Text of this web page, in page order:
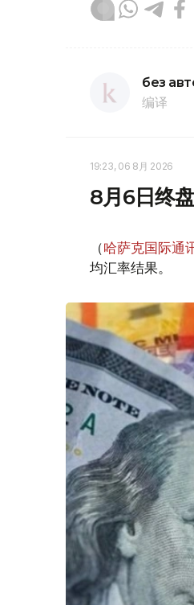
без
编译
19:23, 06 8月 2026
8月6日终
（哈萨克国际通
均汇率结果。